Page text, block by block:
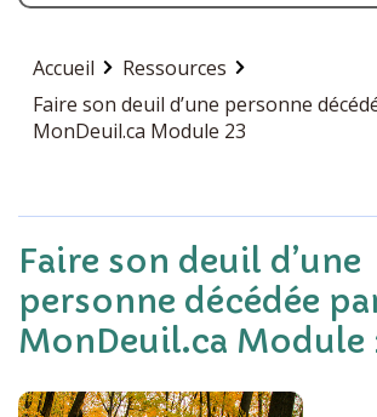
Accueil
Ressources
Faire son deuil d’une personne
MonDeuil.ca Module 23
Faire son deuil d’une
personne décédée
MonDeuil.ca Module